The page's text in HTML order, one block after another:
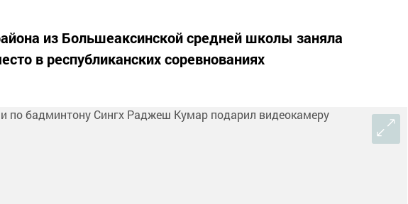
из Большеаксинской средней школы заняла
в республиканских соревнованиях